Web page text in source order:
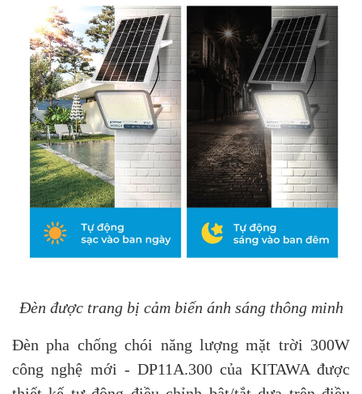
Đèn được trang bị cảm biến ánh sáng thông minh
Đèn pha chống chói năng lượng mặt trời 300W
công nghệ mới - DP11A.300 của KITAWA được